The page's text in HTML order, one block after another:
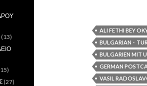
ALI FETHI BEY
BULGARIAN -
BULGARIEN MIT
GERMAN
VASIL
(13)
(27)